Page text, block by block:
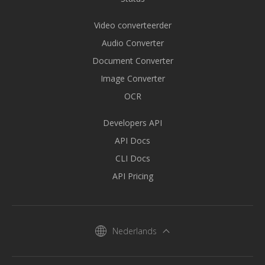
Video converteerder
Audio Converter
Document Converter
Image Converter
OCR
Developers API
API Docs
CLI Docs
API Pricing
Nederlands